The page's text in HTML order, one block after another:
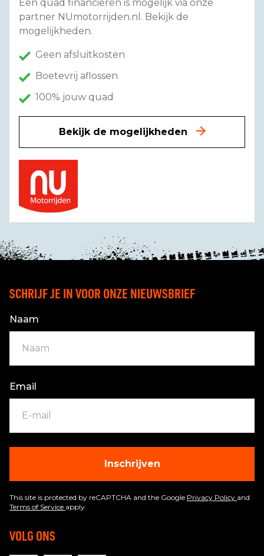
Een quad financieren is mogelijk via onze
partner NUmotorrijden.nl. Bekijk de
mogelijkheden.
Geen afsluitkosten
Boetevrij aflossen
100% jouw quad
Bekijk de mogelijkheden
SCHRIJF JE IN VOOR ONZE NIEUWSBRIEF
Naam
Email
Inschrijven
This site is protected by reCAPTCHA and the Google Privacy Policy and
Terms of Service apply.
VOLG ONS